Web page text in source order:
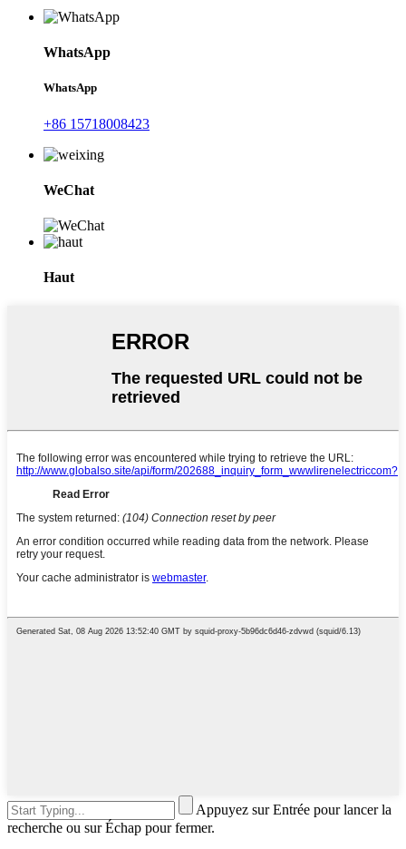
WhatsApp
WhatsApp
+86 15718008423
WeChat
Haut
Appuyez sur Entrée pour lancer la
recherche ou sur Échap pour fermer.